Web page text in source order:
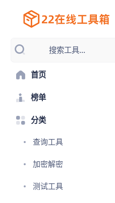
搜索工具...
首页
榜单
分类
查询工具
加密解密
测试工具